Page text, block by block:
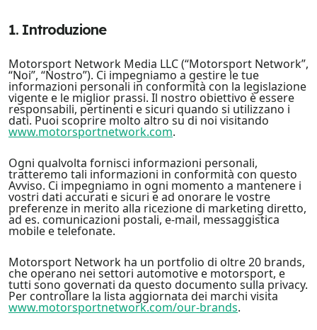
1. Introduzione
Motorsport Network Media LLC (“Motorsport Network”,
“Noi”, “Nostro”). Ci impegniamo a gestire le tue
informazioni personali in conformità con la legislazione
vigente e le miglior prassi. Il nostro obiettivo è essere
responsabili, pertinenti e sicuri quando si utilizzano i
dati. Puoi scoprire molto altro su di noi visitando
www.motorsportnetwork.com.
Ogni qualvolta fornisci informazioni personali,
tratteremo tali informazioni in conformità con questo
Avviso. Ci impegniamo in ogni momento a mantenere i
vostri dati accurati e sicuri e ad onorare le vostre
preferenze in merito alla ricezione di marketing diretto,
ad es. comunicazioni postali, e-mail, messaggistica
mobile e telefonate.
Motorsport Network ha un portfolio di oltre 20 brands,
che operano nei settori automotive e motorsport, e
tutti sono governati da questo documento sulla privacy.
Per controllare la lista aggiornata dei marchi visita
www.motorsportnetwork.com/our-brands.